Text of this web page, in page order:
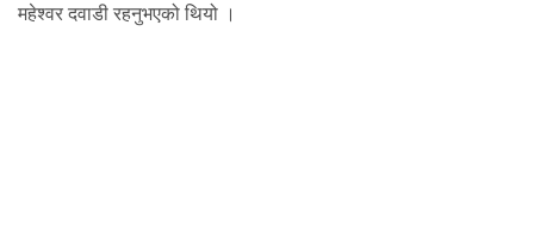
महेश्वर दवाडी रहनुभएको थियो ।